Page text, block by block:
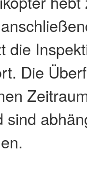
die
Die
sind